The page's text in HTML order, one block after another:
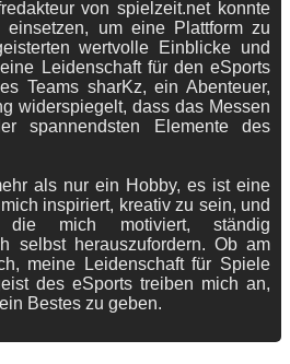
von spielzeit.net konnte
einsetzen, um eine Plattform zu
wertvolle Einblicke und
Leidenschaft für den eSports
Teams sharKz, ein Abenteuer,
widerspiegelt, dass das Messen
spannendsten Elemente des
als nur ein Hobby, es ist eine
inspiriert, kreativ zu sein, und
die mich motiviert, ständig
selbst herauszufordern. Ob am
meine Leidenschaft für Spiele
des eSports treiben mich an,
Bestes zu geben.